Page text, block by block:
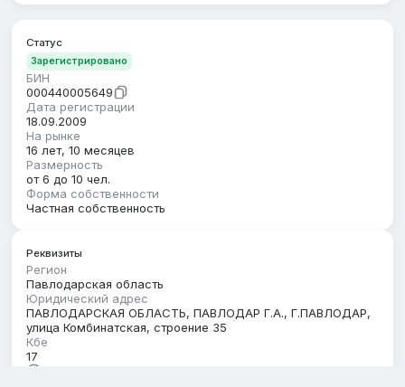
Статус
Зарегистрировано
БИН
000440005649
Дата регистрации
18.09.2009
На рынке
16 лет, 10 месяцев
Размерность
от 6 до 10 чел.
Форма собственности
Частная собственность
Реквизиты
Регион
Павлодарская область
Юридический адрес
ПАВЛОДАРСКАЯ ОБЛАСТЬ, ПАВЛОДАР Г.А., Г.ПАВЛОДАР,
улица Комбинатская, строение 35
Кбе
17